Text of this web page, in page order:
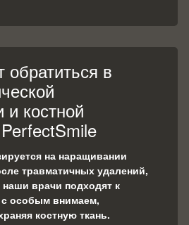
обратиться в
и костной
на наращивании
травматичных удалений,
врачи подходят к
особым внимаем,
костную ткань.